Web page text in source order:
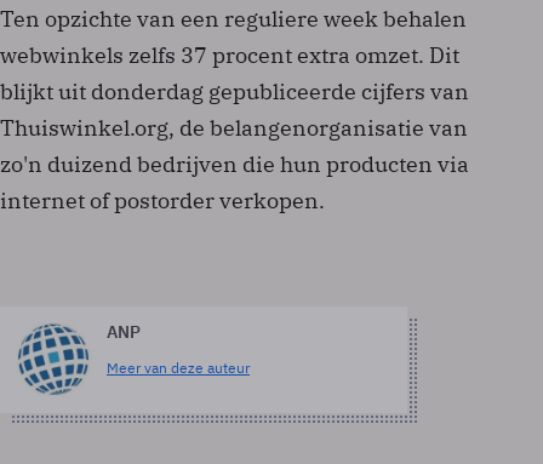
Ten opzichte van een reguliere week behalen
webwinkels zelfs 37 procent extra omzet. Dit
blijkt uit donderdag gepubliceerde cijfers van
Thuiswinkel.org, de belangenorganisatie van
zo'n duizend bedrijven die hun producten via
internet of postorder verkopen.
ANP
Meer van deze auteur